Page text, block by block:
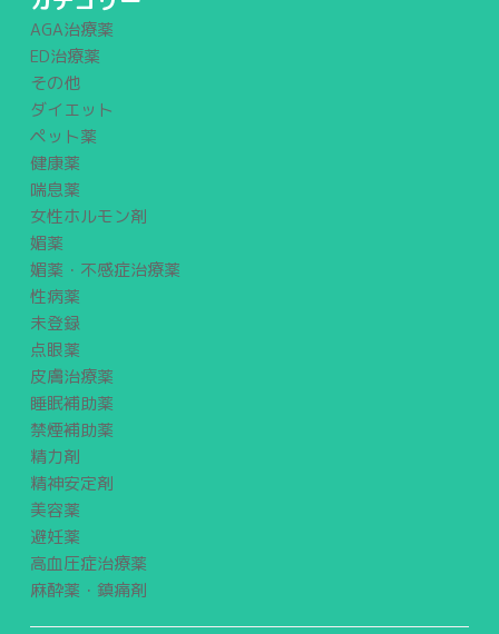
AGA治療薬
ED治療薬
その他
ダイエット
ペット薬
健康薬
喘息薬
女性ホルモン剤
媚薬
媚薬・不感症治療薬
性病薬
未登録
点眼薬
皮膚治療薬
睡眠補助薬
禁煙補助薬
精力剤
精神安定剤
美容薬
避妊薬
高血圧症治療薬
麻酔薬・鎮痛剤